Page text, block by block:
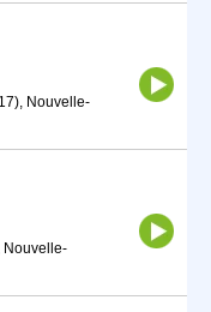
Nouvelle-
Nouvelle-